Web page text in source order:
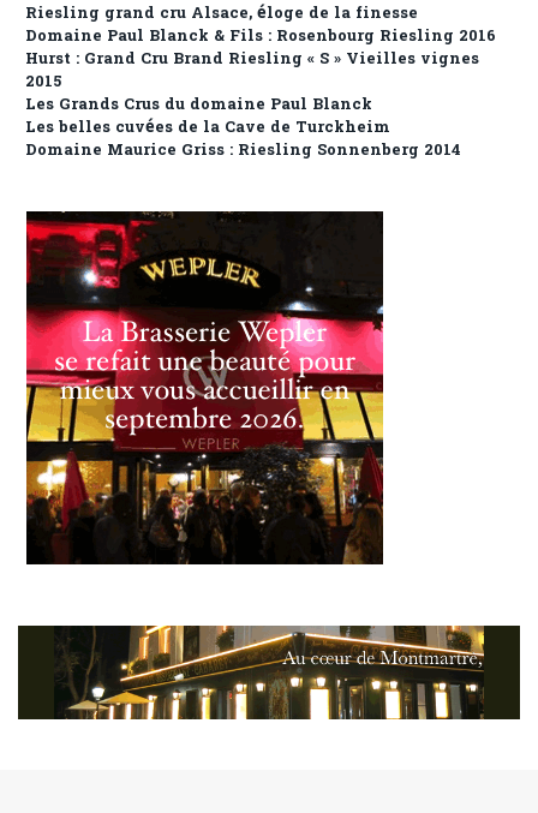
Riesling grand cru Alsace, éloge de la finesse
Domaine Paul Blanck & Fils : Rosenbourg Riesling 2016
Hurst : Grand Cru Brand Riesling « S » Vieilles vignes
2015
Les Grands Crus du domaine Paul Blanck
Les belles cuvées de la Cave de Turckheim
Domaine Maurice Griss : Riesling Sonnenberg 2014